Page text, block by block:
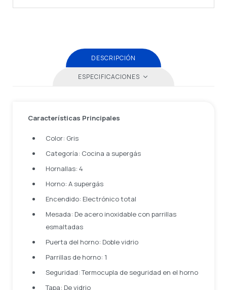
DESCRIPCIÓN
ESPECIFICACIONES
Características Principales
Color: Gris
Categoría: Cocina a supergás
Hornallas: 4
Horno: A supergás
Encendido: Electrónico total
Mesada: De acero inoxidable con parrillas
esmaltadas
Puerta del horno: Doble vidrio
Parrillas de horno: 1
Seguridad: Termocupla de seguridad en el horno
Tapa: De vidrio